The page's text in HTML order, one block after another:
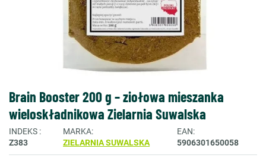
Brain Booster 200 g – ziołowa mieszanka
wieloskładnikowa Zielarnia Suwalska
INDEKS
Z383
MARKA
ZIELARNIA SUWALSKA
EAN
5906301650058